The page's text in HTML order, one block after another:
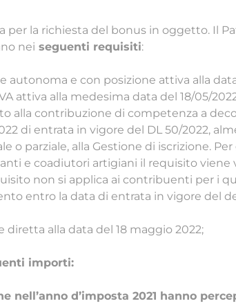
per la richiesta del bonus in oggetto. Il
nei seguenti requisiti:
autonoma e con posizione attiva alla
attiva alla medesima data del 18/05/
alla contribuzione di competenza a
di entrata in vigore del DL 50/2022,
o parziale, alla Gestione di iscrizione. Per
e coadiutori artigiani il requisito viene
non si applica ai contribuenti per i
entro la data di entrata in vigore del
alla data del 18 maggio 2022;
importi:
nell’anno d’imposta 2021 hanno